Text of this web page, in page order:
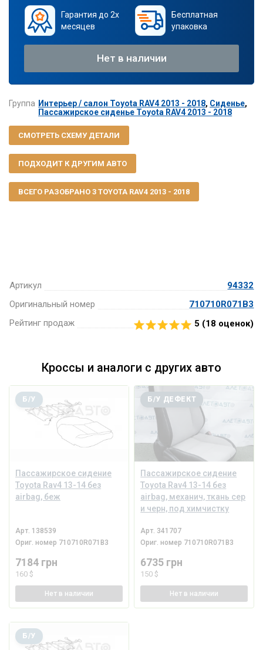
Артикул
94332
Оригинальный номер
710710R071B3
Рейтинг продаж
5 (18 оценок)
Гарантия до 2х
месяцев
Бесплатная
упаковка
Нет в наличии
Группа Интерьер / салон Toyota RAV4 2013 - 2018, Сиденье,
Пассажирское сиденье Toyota RAV4 2013 - 2018
СМОТРЕТЬ СХЕМУ ДЕТАЛИ
ПОДХОДИТ К ДРУГИМ АВТО
ВСЕГО РАЗОБРАНО 3 TOYOTA RAV4 2013 - 2018
Кроссы и аналоги с других авто
Пассажирское сидение
Toyota Rav4 13-14 без
airbag, беж
Б/У
Арт. 138539
Ориг. номер 710710R071B3
7184 грн
160 $
Нет в наличии
Пассажирское сидение
Toyota Rav4 13-14 без
airbag, механич, ткань сер
и черн, под химчистку
Б/У ДЕФЕКТ
Арт. 341707
Ориг. номер 710710R071B3
6735 грн
150 $
Нет в наличии
Б/У